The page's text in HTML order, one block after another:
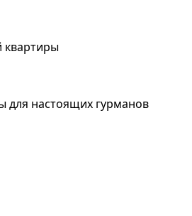
квартиры
для настоящих гурманов